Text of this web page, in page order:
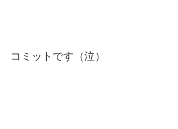
コミットです（泣）